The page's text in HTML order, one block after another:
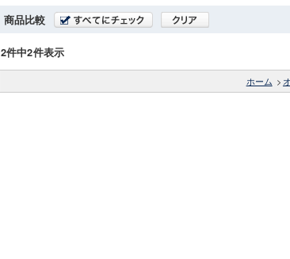
商品比較
2件中2件表示
ホーム >